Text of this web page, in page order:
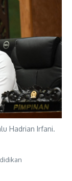
Hadrian Irfani.